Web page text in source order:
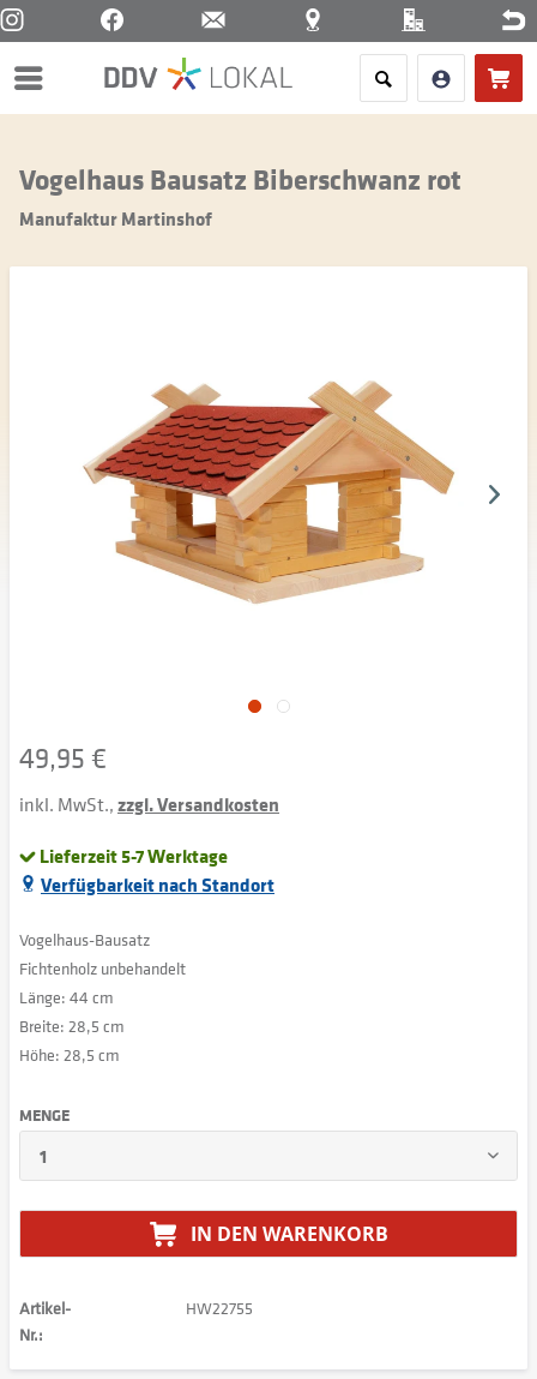
Menü
Vogelhaus Bausatz Biberschwanz rot
Manufaktur Martinshof
49,95 €
inkl. MwSt.,zzgl. Versandkosten
Lieferzeit 5-7 Werktage
Verfügbarkeit nach Standort
Vogelhaus-Bausatz
Fichtenholz unbehandelt
Länge: 44 cm
Breite: 28,5 cm
Höhe: 28,5 cm
MENGE
IN DEN WARENKORB
Artikel-
Nr.:
HW22755